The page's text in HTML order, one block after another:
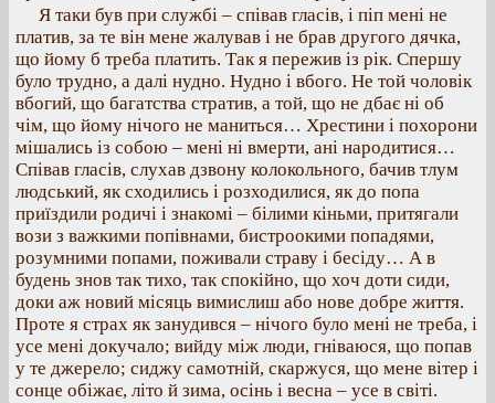
Я таки був при службі – співав гласів, і піп мені не
платив, за те він мене жалував і не брав другого дячка,
що йому б треба платить. Так я пережив із рік. Спершу
було трудно, а далі нудно. Нудно і вбого. Не той чоловік
вбогий, що багатства стратив, а той, що не дбає ні об
чім, що йому нічого не маниться… Хрестини і похорони
мішались із собою – мені ні вмерти, ані народитися…
Співав гласів, слухав дзвону колокольного, бачив тлум
людський, як сходились і розходилися, як до попа
приїздили родичі і знакомі – білими кіньми, притягали
вози з важкими попівнами, бистроокими попадями,
розумними попами, поживали страву і бесіду… А в
будень знов так тихо, так спокійно, що хоч доти сиди,
доки аж новий місяць вимислиш або нове добре життя.
Проте я страх як занудився – нічого було мені не треба, і
усе мені докучало; вийду між люди, гніваюся, що попав
у те джерело; сиджу самотній, скаржуся, що мене вітер і
сонце обіжає, літо й зима, осінь і весна – усе в світі.